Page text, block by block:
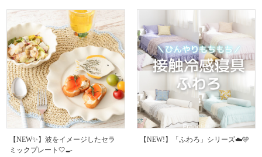
【NEW✨】波をイメージしたセラ
ミックプレート🤍🍳
【NEW!】「ふわろ」シリーズ☁️🩵